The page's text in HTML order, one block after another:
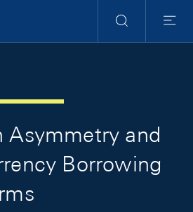
Suche
Menu
Asymmetry and
Borrowing